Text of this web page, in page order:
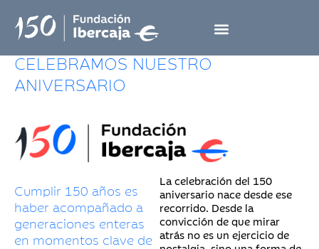
CELEBRAMOS NUESTRO
ANIVERSARIO
Cumplir 150 años es
haber acompañado a
generaciones enteras
en momentos clave de
La celebración del 150
aniversario nace desde ese
recorrido. Desde la
convicción de que mirar
atrás no es un ejercicio de